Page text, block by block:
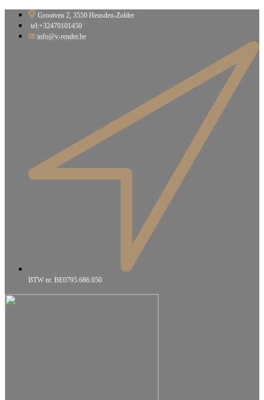
naar
Grootven 2, 3550 Heusden-Zolder​
tel:+32470101450
info@v-render.be
BTW nr. BE0795.686.050